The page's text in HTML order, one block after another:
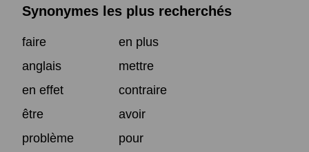
Synonymes les plus recherchés
faire
en plus
anglais
mettre
en effet
contraire
être
avoir
problème
pour